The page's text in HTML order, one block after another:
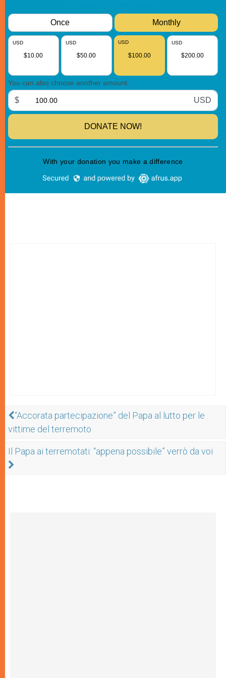
“Accorata partecipazione” del Papa al lutto per le
vittime del terremoto
Il Papa ai terremotati: “appena possibile” verrò da voi